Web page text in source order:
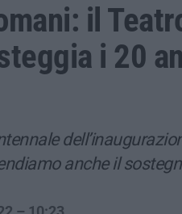
il
i 20
anche il